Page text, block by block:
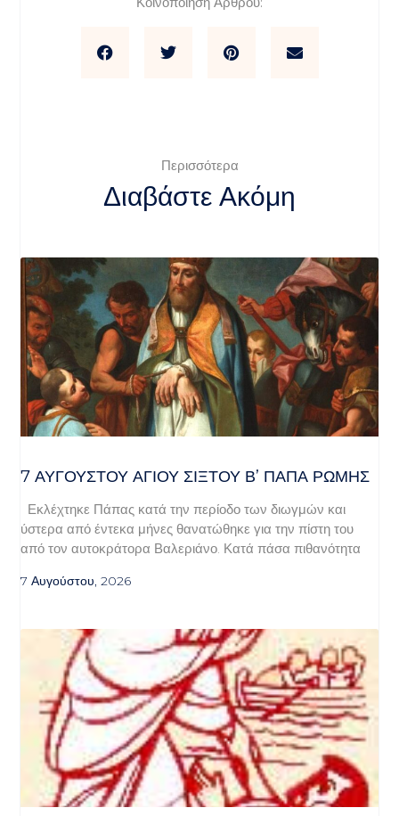
Περισσότερα
Διαβάστε Ακόμη
7 ΑΥΓΟΥΣΤΟΥ ΑΓΙΟΥ ΣΙΞΤΟΥ Β’ ΠΑΠΑ ΡΩΜΗΣ
Εκλέχτηκε Πάπας κατά την περίοδο των διωγμών και
ύστερα από έντεκα μήνες θανατώθηκε για την πίστη του
από τον αυτοκράτορα Βαλεριάνο. Κατά πάσα πιθανότητα
7 Αυγούστου, 2026